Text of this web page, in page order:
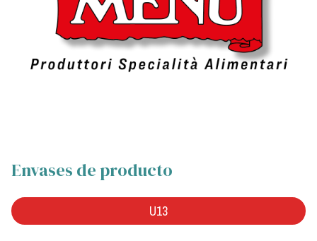
Envases de producto
U13